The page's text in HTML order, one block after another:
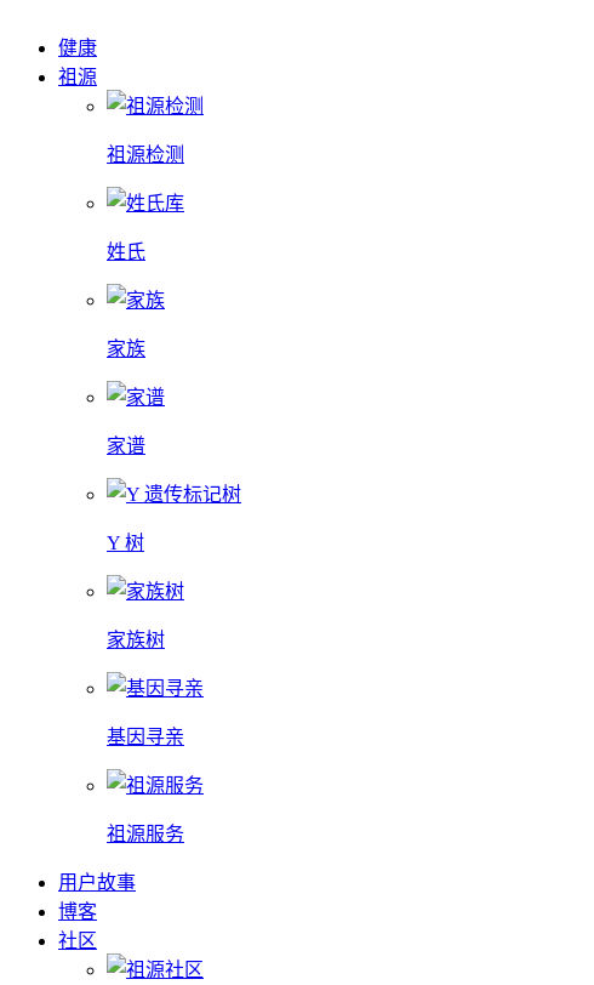
健康
祖源
祖源检测
姓氏
家族
家谱
Y 树
家族树
基因寻亲
祖源服务
用户故事
博客
社区